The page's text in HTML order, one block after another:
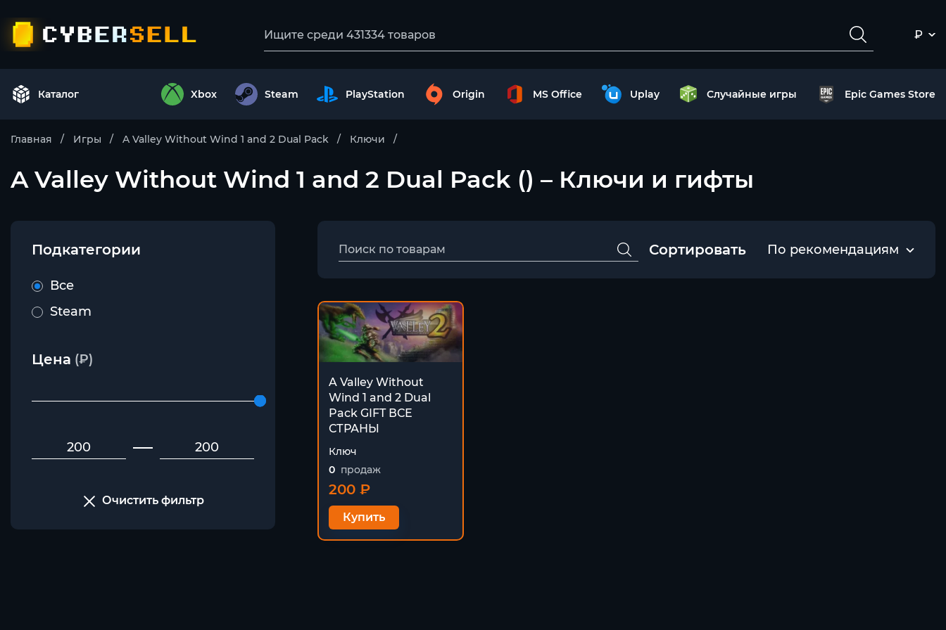
₽
Каталог Xbox Steam PlayStation Origin MS Office Uplay Случайные игры Epic Games Store
Главная Игры A Valley Without Wind 1 and 2 Dual Pack Ключи
A Valley Without Wind 1 and 2 Dual Pack () – Ключи и гифты
Подкатегории
Все
Steam
Цена (₽)
Очистить фильтр
Сортировать По рекомендациям
A Valley Without
Wind 1 and 2 Dual
Pack GIFT ВСЕ
СТРАНЫ
Ключ
0 продаж
200 ₽
Купить